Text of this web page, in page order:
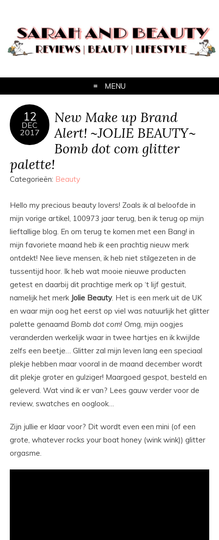
MENU
12
DEC
2017
New Make up Brand
Alert! ~JOLIE BEAUTY~
Bomb dot com glitter
palette!
Categorieën: Beauty
Hello my precious beauty lovers! Zoals ik al beloofde in
mijn vorige artikel, 100973 jaar terug, ben ik terug op mijn
lieftallige blog. En om terug te komen met een Bang! in
mijn favoriete maand heb ik een prachtig nieuw merk
ontdekt! Nee lieve mensen, ik heb niet stilgezeten in de
tussentijd hoor. Ik heb wat mooie nieuwe producten
getest en daarbij dit prachtige merk op ‘t lijf gestuit,
namelijk het merk Jolie Beauty. Het is een merk uit de UK
en waar mijn oog het eerst op viel was natuurlijk het glitter
palette genaamd Bomb dot com! Omg, mijn oogjes
veranderden werkelijk waar in twee hartjes en ik kwijlde
zelfs een beetje… Glitter zal mijn leven lang een speciaal
plekje hebben maar vooral in de maand december wordt
dit plekje groter en gulziger! Maargoed gespot, besteld en
geleverd. Wat vind ik er van? Lees gauw verder voor de
review, swatches en ooglook…
Zijn jullie er klaar voor? Dit wordt even een mini (of een
grote, whatever rocks your boat honey (wink wink)) glitter
orgasme.